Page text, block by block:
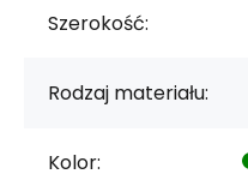
Szerokość:
Rodzaj materiału:
Kolor: